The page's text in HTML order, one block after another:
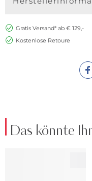
Gratis Versand* ab € 129,-
Kostenlose Retoure
Das könnte